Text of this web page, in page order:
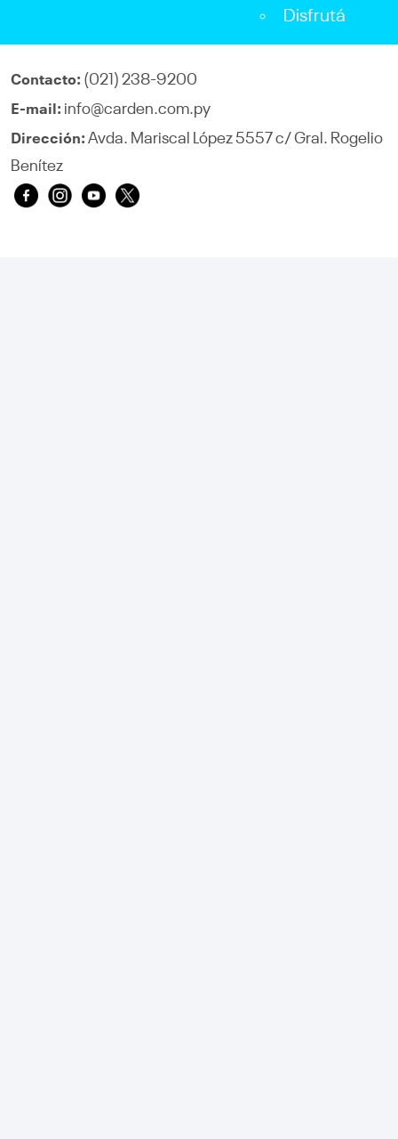
Disfrutá
Contacto: (021) 238-9200
E-mail: info@carden.com.py
Dirección: Avda. Mariscal López 5557 c/ Gral. Rogelio
Benítez